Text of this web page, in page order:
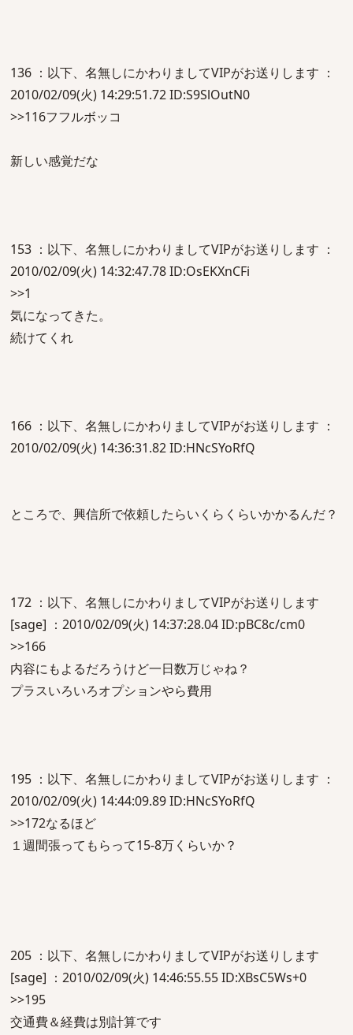
136 ：以下、名無しにかわりましてVIPがお送りします ：
2010/02/09(火) 14:29:51.72 ID:S9SlOutN0
>>116フフルボッコ
新しい感覚だな
153 ：以下、名無しにかわりましてVIPがお送りします ：
2010/02/09(火) 14:32:47.78 ID:OsEKXnCFi
>>1
気になってきた。
続けてくれ
166 ：以下、名無しにかわりましてVIPがお送りします ：
2010/02/09(火) 14:36:31.82 ID:HNcSYoRfQ
ところで、興信所で依頼したらいくらくらいかかるんだ？
172 ：以下、名無しにかわりましてVIPがお送りします
[sage] ：2010/02/09(火) 14:37:28.04 ID:pBC8c/cm0
>>166
内容にもよるだろうけど一日数万じゃね？
プラスいろいろオプションやら費用
195 ：以下、名無しにかわりましてVIPがお送りします ：
2010/02/09(火) 14:44:09.89 ID:HNcSYoRfQ
>>172なるほど
１週間張ってもらって15-8万くらいか？
205 ：以下、名無しにかわりましてVIPがお送りします
[sage] ：2010/02/09(火) 14:46:55.55 ID:XBsC5Ws+0
>>195
交通費＆経費は別計算です